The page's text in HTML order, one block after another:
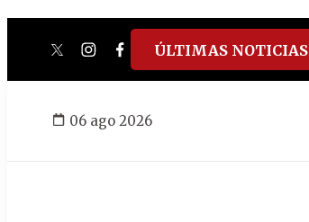
twitterinstagram
facebook
tiktokyoutube
spotify
ÚLTIMAS NOTICIAS
06 ago 2026